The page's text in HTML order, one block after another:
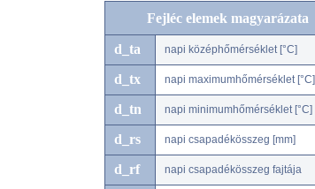
Fejléc elemek magyarázata
d_ta napi középhőmérséklet [°C]
d_tx napi maximumhőmérséklet [°C]
d_tn napi minimumhőmérséklet [°C]
d_rs napi csapadékösszeg [mm]
d_rf napi csapadékösszeg fajtája